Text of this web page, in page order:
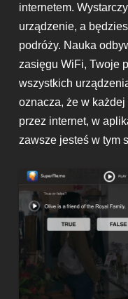
internetem.
urządzenie, a
podróży. Nauka
zasięgu WiFi, Twoje
wszystkich
oznacza, że w
przez internet, w
zawsze jesteś w tym